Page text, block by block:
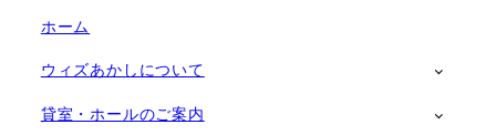
ホーム
ウィズあかしについて
貸室・ホールのご案内